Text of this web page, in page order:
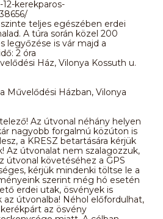
kerekparos-
teljes egészében erdei
A túra során közel 200
legyőzése is vár majd a
2 óra
Ház, Vilonya Kossuth u.
Művelődési Házban, Vilonya
Az útvonal néhány helyen
nagyobb forgalmú közúton is
a KRESZ betartására kérjük
Az útvonalat nem szalagozzuk,
útvonal követéséhez a GPS
kérjük mindenki töltse le a
szerint még hó esetén
erdei utak, ösvények is
útvonalba! Néhol előfordulhat,
az ösvény